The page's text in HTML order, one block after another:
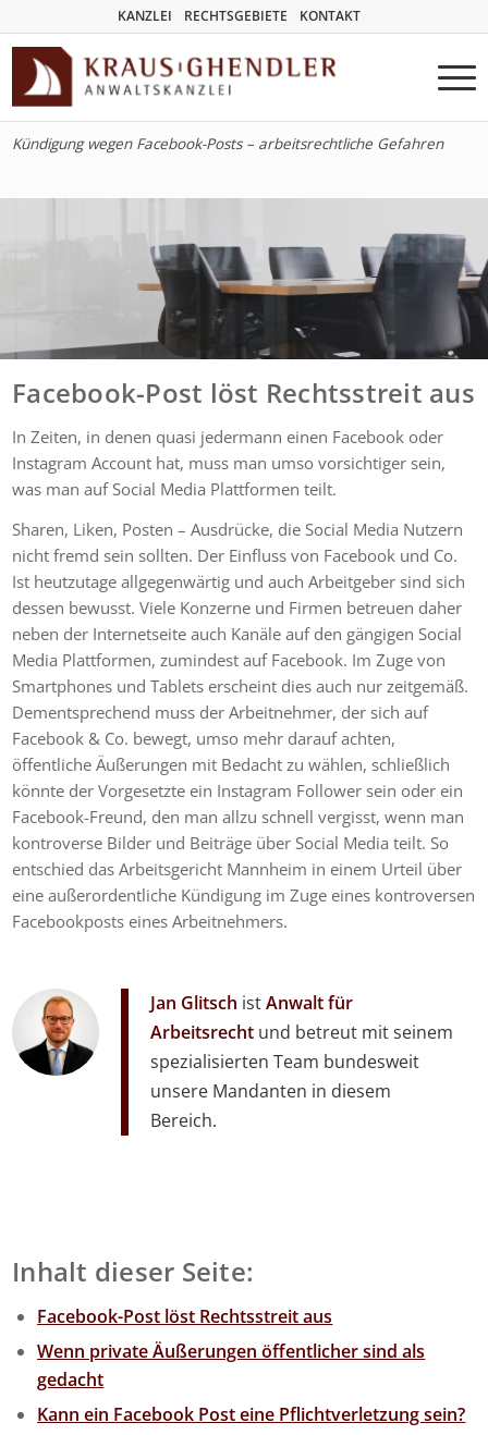
KANZLEI RECHTSGEBIETE KONTAKT
Kündigung wegen Facebook-Posts – arbeitsrechtliche Gefahren
Facebook-Post löst Rechtsstreit aus
In Zeiten, in denen quasi jedermann einen Facebook oder
Instagram Account hat, muss man umso vorsichtiger sein,
was man auf Social Media Plattformen teilt.
Sharen, Liken, Posten – Ausdrücke, die Social Media Nutzern
nicht fremd sein sollten. Der Einfluss von Facebook und Co.
Ist heutzutage allgegenwärtig und auch Arbeitgeber sind sich
dessen bewusst. Viele Konzerne und Firmen betreuen daher
neben der Internetseite auch Kanäle auf den gängigen Social
Media Plattformen, zumindest auf Facebook. Im Zuge von
Smartphones und Tablets erscheint dies auch nur zeitgemäß.
Dementsprechend muss der Arbeitnehmer, der sich auf
Facebook & Co. bewegt, umso mehr darauf achten,
öffentliche Äußerungen mit Bedacht zu wählen, schließlich
könnte der Vorgesetzte ein Instagram Follower sein oder ein
Facebook-Freund, den man allzu schnell vergisst, wenn man
kontroverse Bilder und Beiträge über Social Media teilt. So
entschied das Arbeitsgericht Mannheim in einem Urteil über
eine außerordentliche Kündigung im Zuge eines kontroversen
Facebookposts eines Arbeitnehmers.
Jan Glitsch istAnwalt für
Arbeitsrecht und betreut mit seinem
spezialisierten Team bundesweit
unsere Mandanten in diesem
Bereich.
Inhalt dieser Seite:
Facebook-Post löst Rechtsstreit aus
Wenn private Äußerungen öffentlicher sind als
gedacht
Kann ein Facebook Post eine Pflichtverletzung sein?